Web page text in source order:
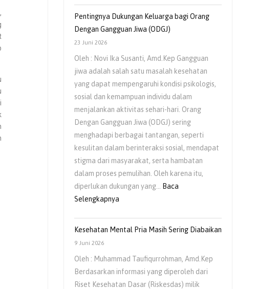
Pentingnya Dukungan Keluarga bagi Orang
Dengan Gangguan Jiwa (ODGJ)
23 Juni 2026
Oleh : Novi Ika Susanti, Amd.Kep Gangguan
jiwa adalah salah satu masalah kesehatan
yang dapat mempengaruhi kondisi psikologis,
sosial dan kemampuan individu dalam
menjalankan aktivitas sehari-hari. Orang
Dengan Gangguan Jiwa (ODGJ) sering
menghadapi berbagai tantangan, seperti
kesulitan dalam berinteraksi sosial, mendapat
stigma dari masyarakat, serta hambatan
dalam proses pemulihan. Oleh karena itu,
diperlukan dukungan yang…
Baca
Selengkapnya
Kesehatan Mental Pria Masih Sering Diabaikan
9 Juni 2026
Oleh : Muhammad Taufiqurrohman, Amd.Kep
Berdasarkan informasi yang diperoleh dari
Riset Kesehatan Dasar (Riskesdas) milik